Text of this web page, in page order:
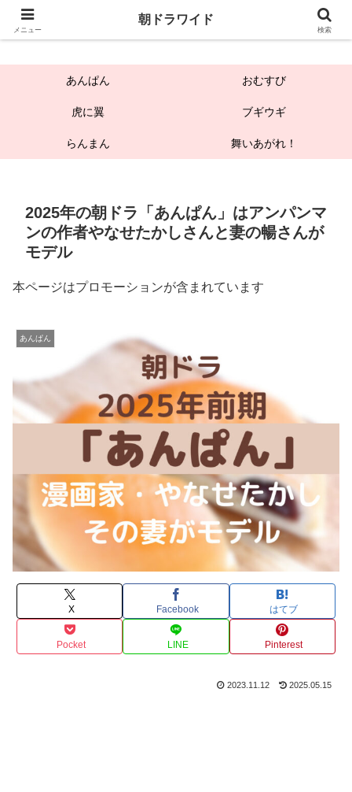
朝ドラワイド
あんぱん おむすび
虎に翼 ブギウギ
らんまん 舞いあがれ！
2025年の朝ドラ「あんぱん」はアンパンマ
ンの作者やなせたかしさんと妻の暢さんが
モデル
本ページはプロモーションが含まれています
あんぱん
X Facebook はてブ
Pocket LINE Pinterest
2023.11.12 2025.05.15
メニュー
朝ドラワイド
検索